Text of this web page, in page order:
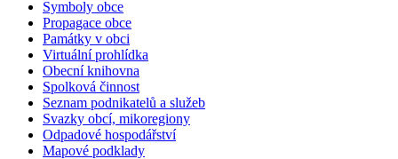
Symboly obce
Propagace obce
Památky v obci
Virtuální prohlídka
Obecní knihovna
Spolková činnost
Seznam podnikatelů a služeb
Svazky obcí, mikoregiony
Odpadové hospodářství
Mapové podklady